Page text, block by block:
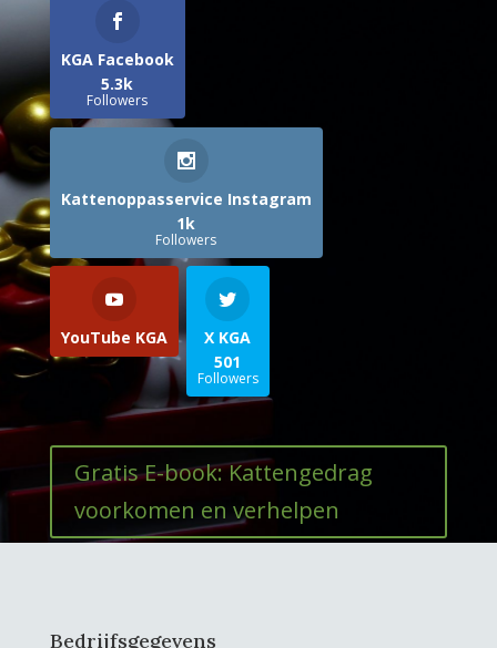
KGA Facebook
5.3k
Followers
Kattenoppasservice Instagram
1k
Followers
YouTube KGA
X KGA
501
Followers
Gratis E-book: Kattengedrag
voorkomen en verhelpen
Bedrijfsgegevens